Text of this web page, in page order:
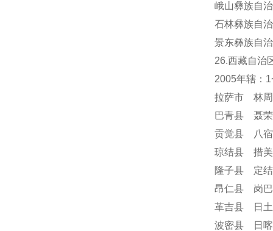
峨山彝族自
石林彝族自
景东彝族自
26.西藏自治
2005年辖：
拉萨市 林
巴青县 聂
贡觉县 八
琼结县 措
隆子县 定
昂仁县 岗
革吉县 日
波密县 日